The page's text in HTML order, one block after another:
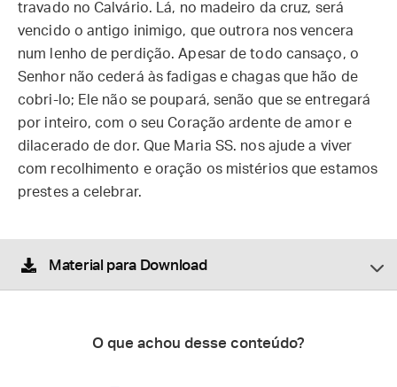
travado no Calvário. Lá, no madeiro da cruz, será
vencido o antigo inimigo, que outrora nos vencera
num lenho de perdição. Apesar de todo cansaço, o
Senhor não cederá às fadigas e chagas que hão de
cobri-lo; Ele não se poupará, senão que se entregará
por inteiro, com o seu Coração ardente de amor e
dilacerado de dor. Que Maria SS. nos ajude a viver
com recolhimento e oração os mistérios que estamos
prestes a celebrar.
Material para Download
O que achou desse conteúdo?